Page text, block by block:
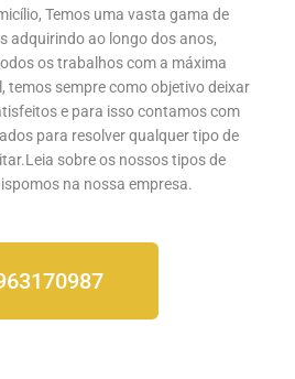
Temos uma vasta gama de
adquirindo ao longo dos anos,
os trabalhos com a máxima
temos sempre como objetivo deixar
e para isso contamos com
para resolver qualquer tipo de
sobre os nossostipos de
na nossa empresa.